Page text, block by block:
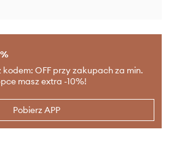
OFF przy zakupach za min.
masz extra -10%!
Pobierz APP